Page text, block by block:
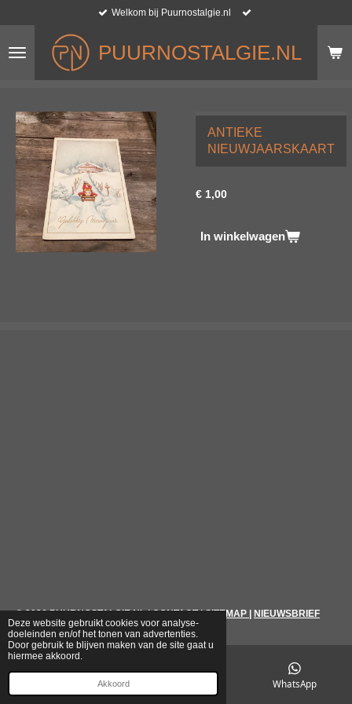
Deze website gebruikt cookies voor analyse-
doeleinden en/of het tonen van advertenties.
Door gebruik te blijven maken van de site gaat u
hiermee akkoord.
Akkoord
naar
hoofdinhoud
PUURNOSTALGIE.NL
Welkom bij Puurnostalgie.nl
ANTIEKE
NIEUWJAARSKAART
€ 1,00
In winkelwagen
© 2026 PUURNOSTALGIE.NL|CONTACT|SITEMAP NIEUWSBRIEF
WhatsApp